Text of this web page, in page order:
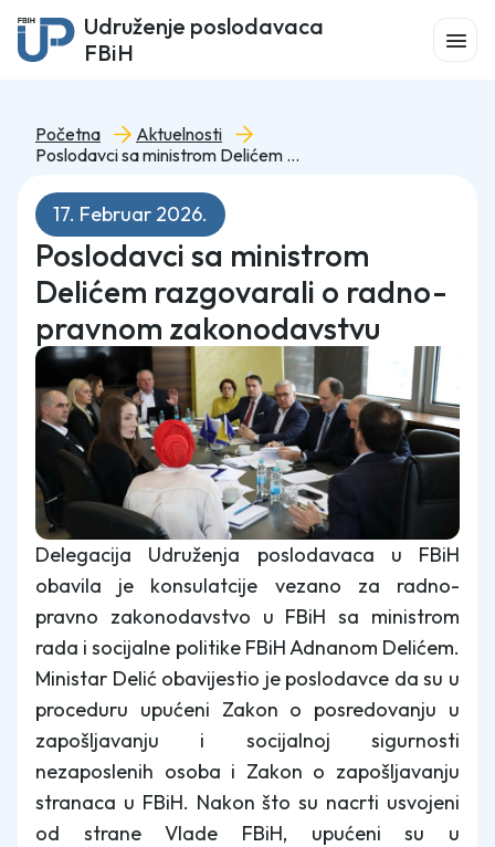
Udruženje poslodavaca
FBiH
Početna
Aktuelnosti
Poslodavci sa ministrom Delićem razgovarali o radno-pravnom zakonodavstvu
17. Februar 2026.
Poslodavci sa ministrom
Delićem razgovarali o radno-
pravnom zakonodavstvu
Delegacija Udruženja poslodavaca u FBiH
obavila je konsulatcije vezano za radno-
pravno zakonodavstvo u FBiH sa ministrom
rada i socijalne politike FBiH Adnanom Delićem.
Ministar Delić obavijestio je poslodavce da su u
proceduru upućeni Zakon o posredovanju u
zapošljavanju i socijalnoj sigurnosti
nezaposlenih osoba i Zakon o zapošljavanju
stranaca u FBiH. Nakon što su nacrti usvojeni
od strane Vlade FBiH, upućeni su u